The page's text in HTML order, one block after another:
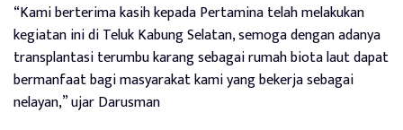
“Kami berterima kasih kepada Pertamina telah melakukan
kegiatan ini di Teluk Kabung Selatan, semoga dengan adanya
transplantasi terumbu karang sebagai rumah biota laut dapat
bermanfaat bagi masyarakat kami yang bekerja sebagai
nelayan,” ujar Darusman